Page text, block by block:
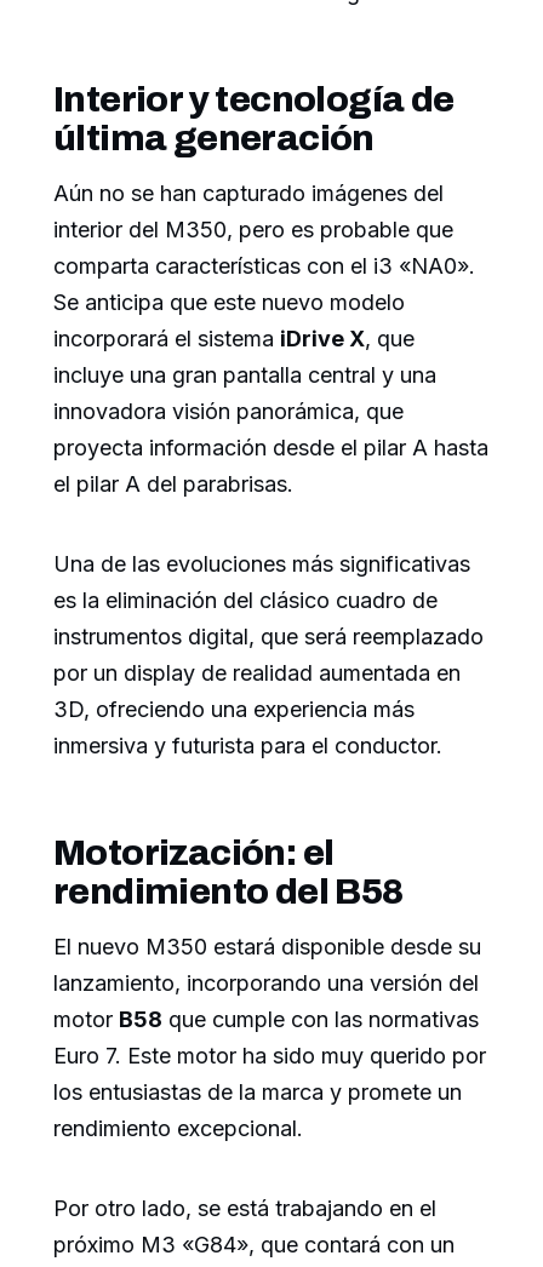
Interior y tecnología de
última generación
Aún no se han capturado imágenes del
interior del M350, pero es probable que
comparta características con el i3 «NA0».
Se anticipa que este nuevo modelo
incorporará el sistema iDrive X, que
incluye una gran pantalla central y una
innovadora visión panorámica, que
proyecta información desde el pilar A hasta
el pilar A del parabrisas.
Una de las evoluciones más significativas
es la eliminación del clásico cuadro de
instrumentos digital, que será reemplazado
por un display de realidad aumentada en
3D, ofreciendo una experiencia más
inmersiva y futurista para el conductor.
Motorización: el
rendimiento del B58
El nuevo M350 estará disponible desde su
lanzamiento, incorporando una versión del
motor B58 que cumple con las normativas
Euro 7. Este motor ha sido muy querido por
los entusiastas de la marca y promete un
rendimiento excepcional.
Por otro lado, se está trabajando en el
próximo M3 «G84», que contará con un